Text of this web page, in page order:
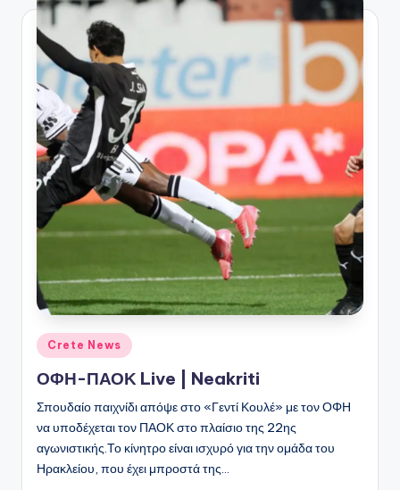
Αναρτήθηκε
σε
Crete News
ΟΦΗ-ΠΑΟΚ Live | Neakriti
Σπουδαίο παιχνίδι απόψε στο «Γεντί Κουλέ» με τον ΟΦΗ
να υποδέχεται τον ΠΑΟΚ στο πλαίσιο της 22ης
αγωνιστικής.Το κίνητρο είναι ισχυρό για την ομάδα του
Ηρακλείου, που έχει μπροστά της…